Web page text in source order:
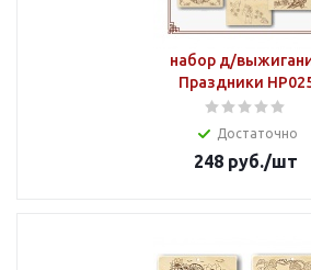
набор д/
Праздники
Достаточно
248 руб./шт